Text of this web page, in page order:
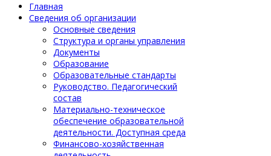
Главная
Сведения об организации
Основные сведения
Структура и органы управления
Документы
Образование
Образовательные стандарты
Руководство. Педагогический
состав
Материально-техническое
обеспечение образовательной
деятельности. Доступная среда
Финансово-хозяйственная